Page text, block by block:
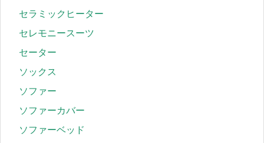
セラミックヒーター
セレモニースーツ
セーター
ソックス
ソファー
ソファーカバー
ソファーベッド